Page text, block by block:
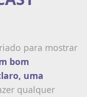
para mostrar
bom
uma
qualquer